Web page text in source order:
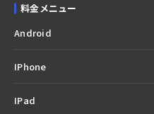
料金メニュー
Android
IPhone
IPad